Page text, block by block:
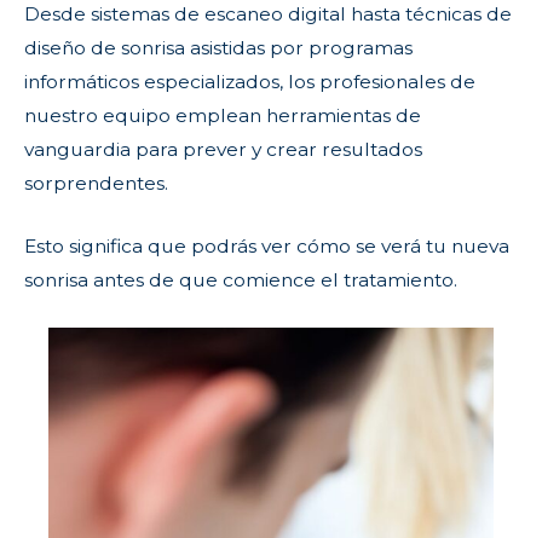
Desde sistemas de escaneo digital hasta técnicas de
diseño de sonrisa asistidas por programas
informáticos especializados, los profesionales de
nuestro equipo emplean herramientas de
vanguardia para prever y crear resultados
sorprendentes.
Esto significa que podrás ver cómo se verá tu nueva
sonrisa antes de que comience el tratamiento.